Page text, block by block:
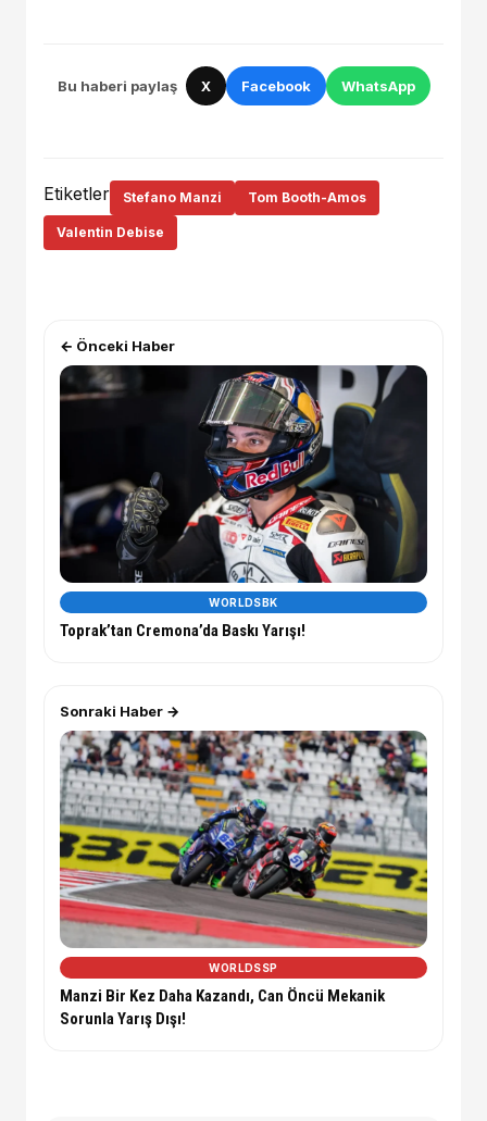
Bu haberi paylaş X Facebook WhatsApp
Etiketler Stefano Manzi Tom Booth-Amos
Valentin Debise
← Önceki Haber
WORLDSBK
Toprak’tan Cremona’da Baskı Yarışı!
Sonraki Haber →
WORLDSSP
Manzi Bir Kez Daha Kazandı, Can Öncü Mekanik
Sorunla Yarış Dışı!